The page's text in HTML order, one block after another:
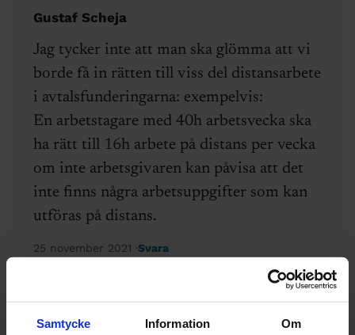
Samtycke Information Om
Gustaf Scheja
Jag tycker inte att man ska glömma att vi
borde få in rätten till viss del distansarbete
i avtalsfunderingarna: exempelvis:
En arbetstagare med 40h arbetsvecka ska
ha rätt till 16h arbete på distans per vecka
om inte arbetsgivaren kan påvisa att det
inte finns några arbetsuppgifter som kan
utföras på distans.
25 november 2021 Svara
Lämna en kommentar